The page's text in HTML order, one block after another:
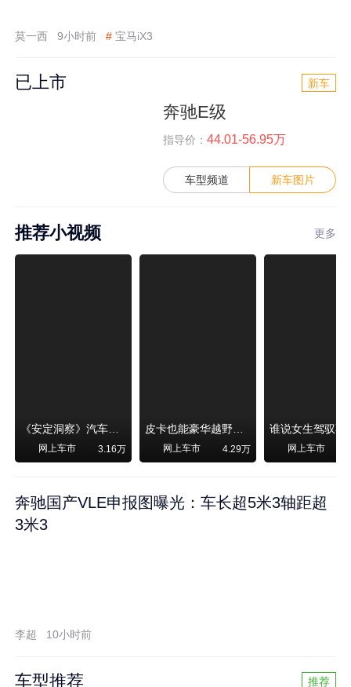
莫一西 9小时前 # 宝马iX3
已上市 新车
奔驰E级
指导价： 44.01-56.95万
车型频道 新车图片
推荐小视频 更多
《安定洞察》汽车烧不烧油，和石油安全无关！
网上车市 3.16万
皮卡也能豪华越野！纵横F700上市，限时卖29.99万起
网上车市 4.29万 网上车市
奔驰国产VLE申报图曝光：车长超5米3轴距超
3米3
李超 10小时前
车型推荐 推荐